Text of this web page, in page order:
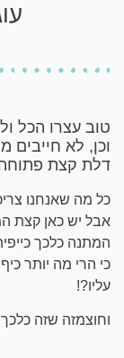
טוב עצרו הכל
דלת קצת פתוחה
כל מה שאנחנו
אבל יש כאן קצת
המתנה כלכך
כי הרי מה יותר
עליו?!
וחוצמזה שזה